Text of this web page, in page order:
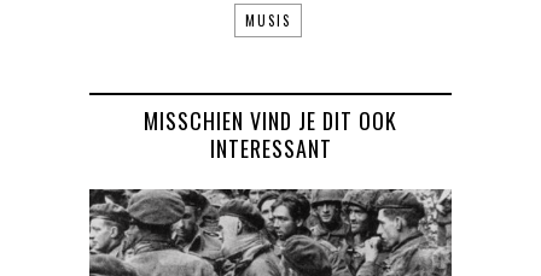
MUSIS
MISSCHIEN VIND JE DIT OOK
INTERESSANT